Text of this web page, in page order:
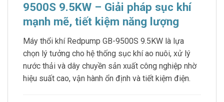
9500S 9.5KW – Giải pháp sục khí
mạnh mẽ, tiết kiệm năng lượng
Máy thổi khí Redpump GB-9500S 9.5KW là lựa
chọn lý tưởng cho hệ thống sục khí ao nuôi, xử lý
nước thải và dây chuyền sản xuất công nghiệp nhờ
hiệu suất cao, vận hành ổn định và tiết kiệm điện.